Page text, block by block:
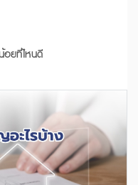
เสี่ยงน้อยที่ไหนดี